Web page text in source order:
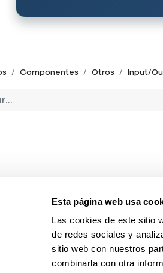
Esta página web usa
Las cookies de este sitio
de redes sociales y
sitio web con nuestros
combinarla con otra
Componentes Otros Input/